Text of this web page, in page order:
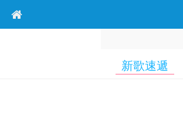
新歌速遞